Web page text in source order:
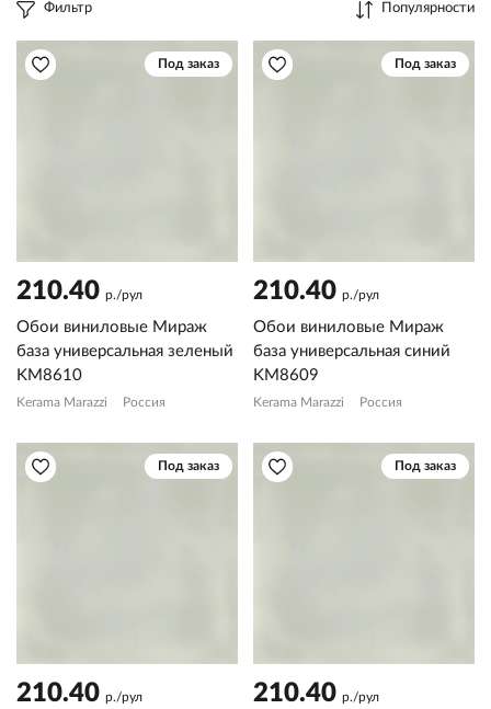
Популярности
Фильтр
Под заказ
210.40 р./рул
Обои виниловые Мираж
база универсальная зеленый
KM8610
Kerama Marazzi Россия
Под заказ
210.40 р./рул
Обои виниловые Мираж
база универсальная синий
KM8609
Kerama Marazzi Россия
Под заказ
210.40 р./рул
Под заказ
210.40 р./рул